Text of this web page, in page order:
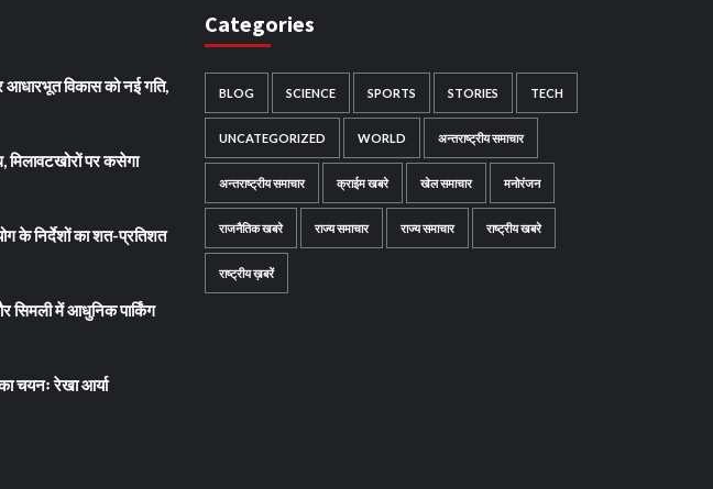
आधारभूत विकास को नई गति,
मिलावटखोरों पर कसेगा
के निर्देशों का शत-प्रतिशत
सिमली में आधुनिक पार्किंग
चयनः रेखा आर्या
Categories
BLOG SCIENCE SPORTS STORIES TECH
UNCATEGORIZED WORLD अन्तराष्ट्रीय समाचार
अन्तराष्ट्रीय समाचार क्राईम खबरे खेल समाचार मनोरंजन
राजनैतिक खबरे राज्य समाचार राज्य समाचार राष्ट्रीय खबरे
राष्ट्रीय ख़बरें